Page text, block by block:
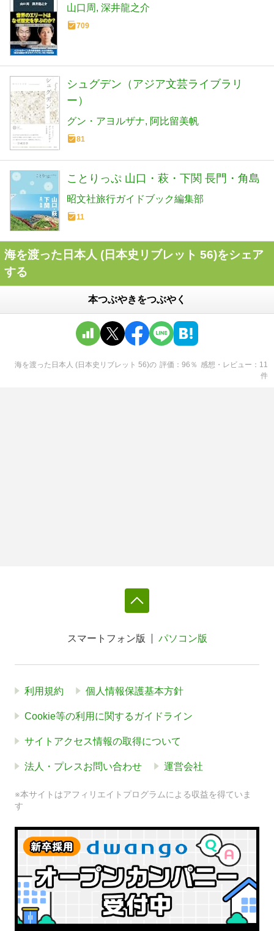
山口周 深井龍之介
709
シュグデン（アジア文芸ライブラリ
ー）
グン・アヨルザナ 阿比留美帆
81
ことりっぷ 山口・萩・下関 長門・角島
昭文社旅行ガイドブック編集部
11
海を渡った日本人 (日本史リブレット 56)をシェア
する
本つぶやきをつぶやく
海を渡った日本人 (日本史リブレット 56)の 評価 96 ％ 感想・レビュー
11
件
スマートフォン版 パソコン版
利用規約 個人情報保護基本方針
Cookie等の利用に関するガイドライン
サイトアクセス情報の取得について
法人・プレスお問い合わせ 運営会社
※本サイトはアフィリエイトプログラムによる収益を得ていま
す